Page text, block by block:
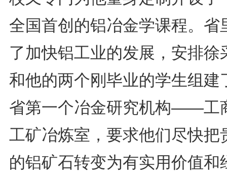
全国首创的铝冶金学课程。省
了加快铝工业的发展，安排徐
和他的两个刚毕业的学生组建
省第一个冶金研究机构——工
工矿冶炼室，要求他们尽快把
的铝矿石转变为有实用价值和